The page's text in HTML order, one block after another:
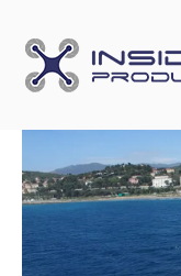
content
Home